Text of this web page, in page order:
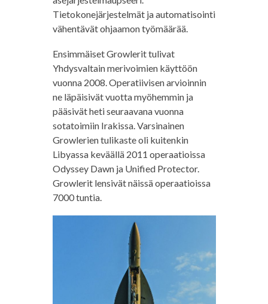
Tietokonejärjestelmät ja automatisointi
vähentävät ohjaamon työmäärää.
Ensimmäiset Growlerit tulivat
Yhdysvaltain merivoimien käyttöön
vuonna 2008. Operatiivisen arvioinnin
ne läpäisivät vuotta myöhemmin ja
pääsivät heti seuraavana vuonna
sotatoimiin Irakissa. Varsinainen
Growlerien tulikaste oli kuitenkin
Libyassa keväällä 2011 operaatioissa
Odyssey Dawn ja Unified Protector.
Growlerit lensivät näissä operaatioissa
7000 tuntia.